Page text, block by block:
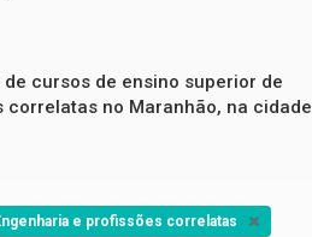
cursos de ensino superior de
correlatas no Maranhão, na cidade
e profissões correlatas